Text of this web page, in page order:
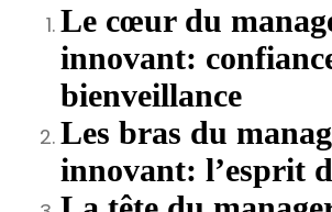
Le cœur du
innovant:
bienveillance
Les bras du
innovant: l’esprit